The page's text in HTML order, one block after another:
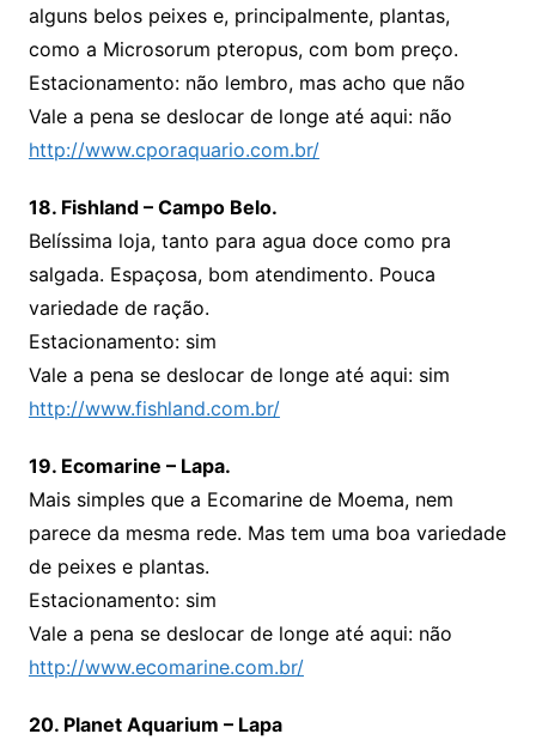
alguns belos peixes e, principalmente, plantas,
como a Microsorum pteropus, com bom preço.
Estacionamento: não lembro, mas acho que não
Vale a pena se deslocar de longe até aqui: não
http://www.cporaquario.com.br/
18. Fishland – Campo Belo.
Belíssima loja, tanto para agua doce como pra
salgada. Espaçosa, bom atendimento. Pouca
variedade de ração.
Estacionamento: sim
Vale a pena se deslocar de longe até aqui: sim
http://www.fishland.com.br/
19. Ecomarine – Lapa.
Mais simples que a Ecomarine de Moema, nem
parece da mesma rede. Mas tem uma boa variedade
de peixes e plantas.
Estacionamento: sim
Vale a pena se deslocar de longe até aqui: não
http://www.ecomarine.com.br/
20. Planet Aquarium – Lapa